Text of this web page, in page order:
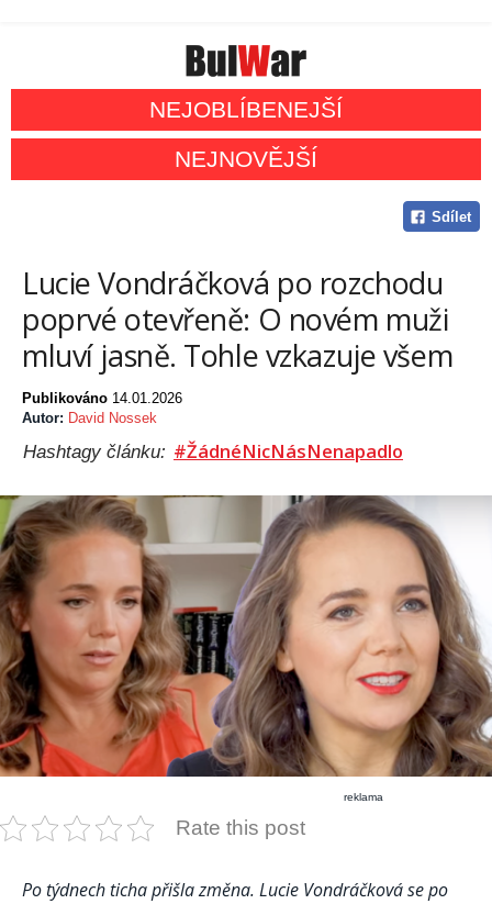
NEJOBLÍBENEJŠÍ
NEJNOVĚJŠÍ
Sdílet
Lucie Vondráčková po rozchodu
poprvé otevřeně: O novém muži
mluví jasně. Tohle vzkazuje všem
Publikováno 14.01.2026
Autor: David Nossek
Hashtagy článku: #ŽádnéNicNásNenapadlo
reklama
Rate this post
Po týdnech ticha přišla změna. Lucie Vondráčková se po